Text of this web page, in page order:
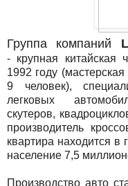
Группа компаний
- крупная китайская
1992 году
9 человек),
легковых
скутеров,
производитель
квартира находится в
население 7,5
Производство авто